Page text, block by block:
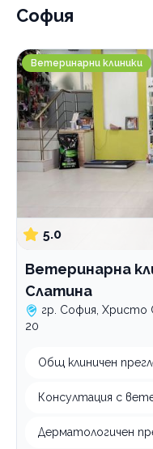
София
Ветеринарна
Ветеринарни клиники
5.0
Ветеринарна
Слатина
гр. София, Христо
20
Общ клиничен
Консултация с
Дерматологичен